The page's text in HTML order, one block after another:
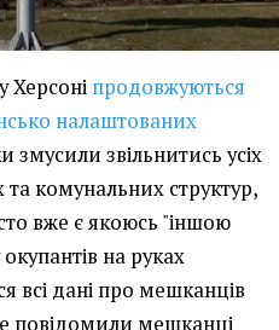
Херсоні продовжуються
налаштованих
змусили звільнитись усіх
та комунальних структур,
вже є якоюсь "іншою
на руках
дані про мешканців
повідомили мешканці